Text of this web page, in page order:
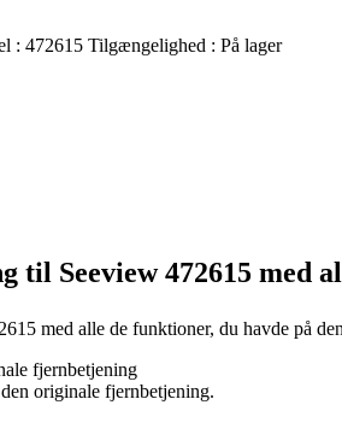
: 472615 Tilgængelighed : På lager
til Seeview 472615 med
med alle de funktioner, du havde på
fjernbetjening
originale fjernbetjening.